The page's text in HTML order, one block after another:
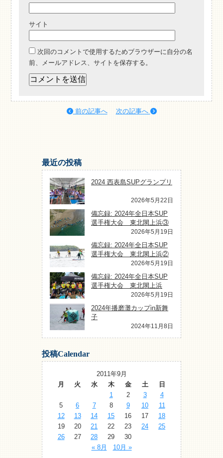
サイト
次回のコメントで使用するためブラウザーに自分の名
前、メールアドレス、サイトを保存する。
前の記事へ 次の記事へ
最近の投稿
2024 西表島SUPグランプリ
2026年5月22日
備忘録: 2024年全日本SUP
選手権大会 東北閖上浜③
2026年5月19日
備忘録: 2024年全日本SUP
選手権大会 東北閖上浜②
2026年5月19日
備忘録: 2024年全日本SUP
選手権大会 東北閖上浜
2026年5月19日
2024年播磨灘カップin新舞
子
2024年11月8日
投稿Calendar
2011年9月
月
火 水 木 金 土
日
1
2 3
4
5
6 7 8 9 10
11
12
13 14 15 16 17
18
19
20 21 22 23 24
25
26
27 28 29
30
« 8月
10月 »